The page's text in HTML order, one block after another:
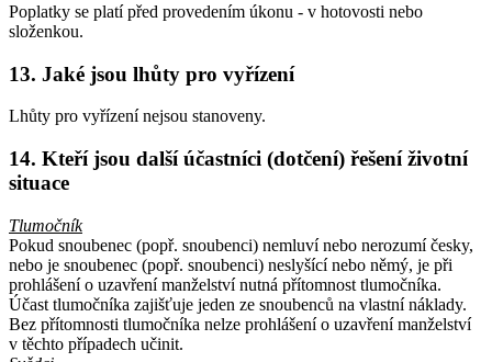
Poplatky se platí před provedením úkonu - v hotovosti nebo
složenkou.
13. Jaké jsou lhůty pro vyřízení
Lhůty pro vyřízení nejsou stanoveny.
14. Kteří jsou další účastníci (dotčení) řešení životní
situace
Tlumočník
Pokud snoubenec (popř. snoubenci) nemluví nebo nerozumí česky,
nebo je snoubenec (popř. snoubenci) neslyšící nebo němý, je při
prohlášení o uzavření manželství nutná přítomnost tlumočníka.
Účast tlumočníka zajišťuje jeden ze snoubenců na vlastní náklady.
Bez přítomnosti tlumočníka nelze prohlášení o uzavření manželství
v těchto případech učinit.